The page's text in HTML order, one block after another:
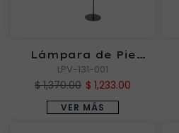
Lámpara de Pie
LORIS II
LPV-131-001
$ 1,370.00 $ 1,233.00
VER MÁS